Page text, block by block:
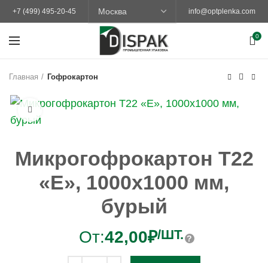
+7 (499) 495-20-45 info@optplenka.com
0
Главная Гофрокартон
Увеличить
Микрогофрокартон Т22
«Е», 1000х1000 мм,
бурый
От:42,00₽/ШТ.